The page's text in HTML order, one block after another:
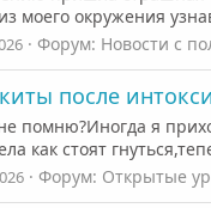
моего окружения
Форум: Новости с
после
помню?Иногда я
как стоят
Форум: Открытые